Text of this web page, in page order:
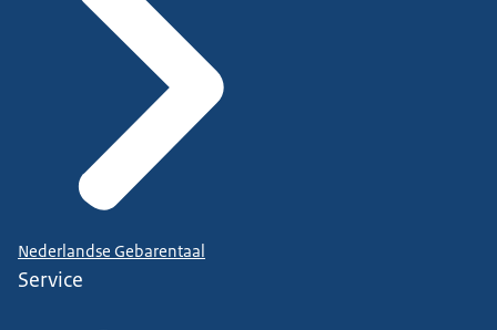
Nederlandse Gebarentaal
Service